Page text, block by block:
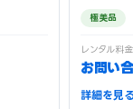
極美品
レンタル料金
お問い
詳細を見